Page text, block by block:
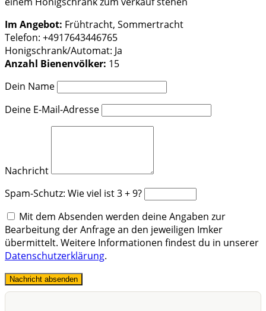
Im Angebot: Frühtracht, Sommertracht
Telefon: +4917643446765
Honigschrank/Automat: Ja
Anzahl Bienenvölker: 15
Dein Name
Deine E-Mail-Adresse
Nachricht
Spam-Schutz: Wie viel ist 3 + 9?
Mit dem Absenden werden deine Angaben zur
Bearbeitung der Anfrage an den jeweiligen Imker
übermittelt. Weitere Informationen findest du in unserer
Datenschutzerklärung.
Nachricht absenden